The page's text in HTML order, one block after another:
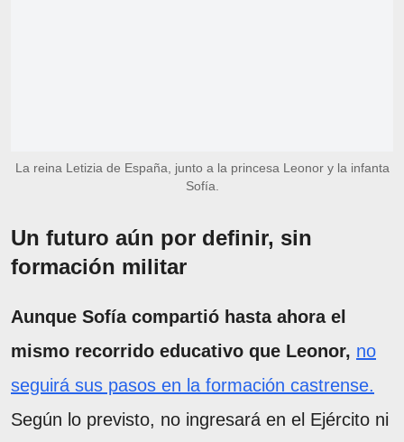
La reina Letizia de España, junto a la princesa Leonor y la infanta
Sofía.
Un futuro aún por definir, sin
formación militar
Aunque Sofía compartió hasta ahora el
mismo recorrido educativo que Leonor, no
seguirá sus pasos en la formación castrense.
Según lo previsto, no ingresará en el Ejército ni